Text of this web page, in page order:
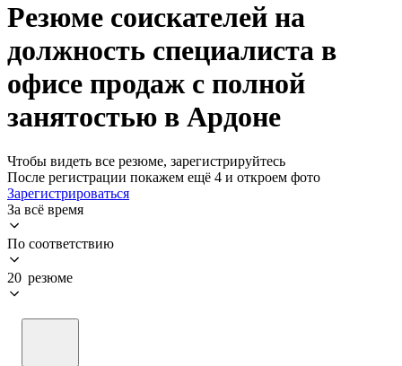
Резюме соискателей на
должность специалиста в
офисе продаж с полной
занятостью в Ардоне
Чтобы видеть все резюме, зарегистрируйтесь
После регистрации покажем ещё 4 и откроем фото
Зарегистрироваться
За всё время
По соответствию
20 резюме